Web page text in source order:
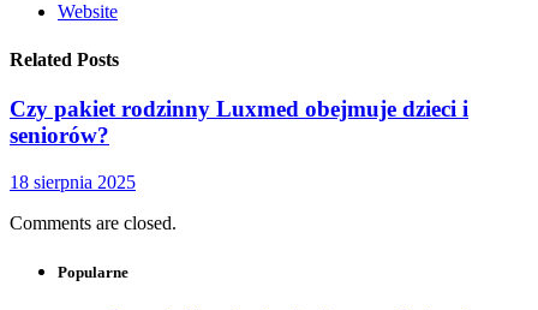
Website
Related Posts
Czy pakiet rodzinny Luxmed obejmuje dzieci i
seniorów?
18 sierpnia 2025
Comments are closed.
Popularne